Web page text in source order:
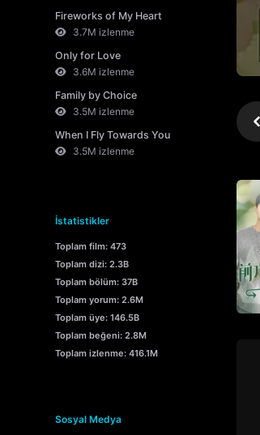
Fireworks of My Heart
3.7M izlenme
Only for Love
3.6M izlenme
Family by Choice
3.5M izlenme
When I Fly Towards You
3.5M izlenme
İstatistikler
Toplam film: 473
Toplam dizi: 2.3B
Toplam bölüm: 37B
Toplam yorum: 2.6M
Toplam üye: 146.5B
Toplam beğeni: 2.8M
Toplam izlenme: 416.1M
Sosyal Medya